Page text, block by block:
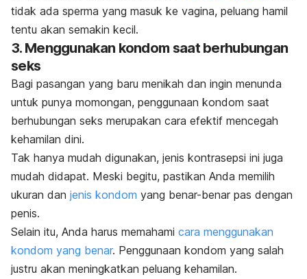
tidak ada sperma yang masuk ke vagina, peluang hamil
tentu akan semakin kecil.
3. Menggunakan kondom saat berhubungan
seks
Bagi pasangan yang baru menikah dan ingin menunda
untuk punya momongan, penggunaan kondom saat
berhubungan seks merupakan cara efektif mencegah
kehamilan dini.
Tak hanya mudah digunakan, jenis kontrasepsi ini juga
mudah didapat. Meski begitu, pastikan Anda memilih
ukuran dan jenis kondom yang benar-benar pas dengan
penis.
Selain itu, Anda harus memahami cara menggunakan
kondom yang benar. Penggunaan kondom yang salah
justru akan meningkatkan peluang kehamilan.